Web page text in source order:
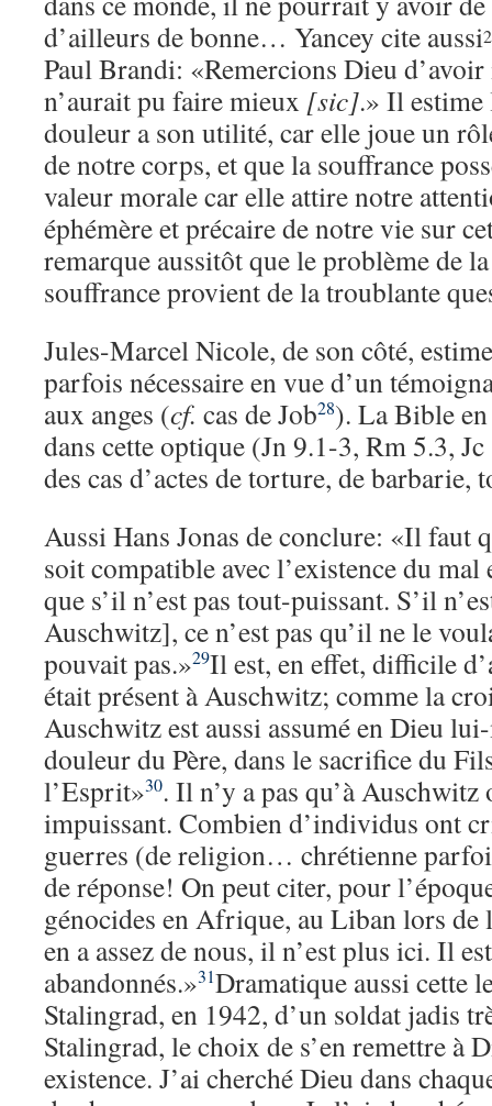
d’ailleurs de bonne… Yancey cite aussi
Paul Brandi: «Remercions Dieu
n’aurait pu faire mieux [sic].» Il
douleur a son utilité, car elle joue un
de notre corps, et que la souffrance
valeur morale car elle attire notre
éphémère et précaire de notre vie sur
remarque aussitôt que le problème de
souffrance provient de la troublante
Jules-Marcel Nicole, de son côté,
parfois nécessaire en vue d’un
aux anges (cf. cas de Job28). La Bible
dans cette optique (Jn 9.1-3, Rm 5.3,
des cas d’actes de torture, de barbarie,
Aussi Hans Jonas de conclure: «Il faut
soit compatible avec l’existence du mal
que s’il n’est pas tout-puissant. S’il
Auschwitz], ce n’est pas qu’il ne le
pouvait pas.»29Il est, en effet, difficile
était présent à Auschwitz; comme la
Auschwitz est aussi assumé en Dieu
douleur du Père, dans le sacrifice du
l’Esprit»30. Il n’y a pas qu’à
impuissant. Combien d’individus ont
guerres (de religion… chrétienne
de réponse! On peut citer, pour
génocides en Afrique, au Liban lors
en a assez de nous, il n’est plus ici. Il
abandonnés.»31Dramatique aussi cette
Stalingrad, en 1942, d’un soldat jadis
Stalingrad, le choix de s’en remettre à
existence. J’ai cherché Dieu dans